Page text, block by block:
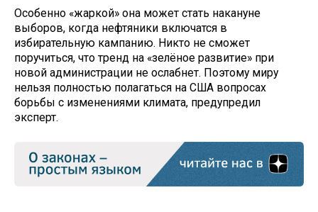
Особенно «жаркой» она может стать накануне
выборов, когда нефтяники включатся в
избирательную кампанию. Никто не сможет
поручиться, что тренд на «зелёное развитие» при
новой администрации не ослабнет. Поэтому миру
нельзя полностью полагаться на США вопросах
борьбы с изменениями климата, предупредил
эксперт.